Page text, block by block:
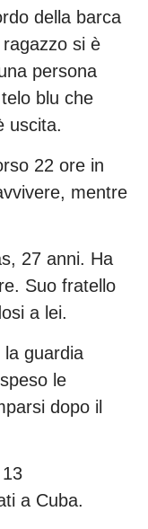
della barca
si è
persona
blu che
uscita.
22 ore in
mentre
27 anni. Ha
Suo fratello
a lei.
guardia
le
dopo il
a Cuba.